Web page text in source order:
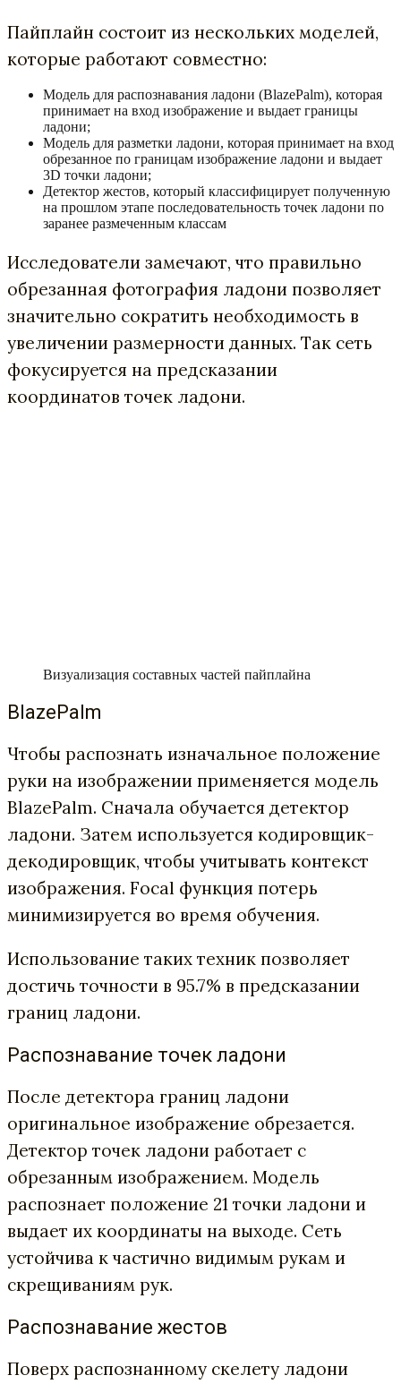
Пайплайн состоит из нескольких моделей,
которые работают совместно:
Модель для распознавания ладони (BlazePalm), которая
принимает на вход изображение и выдает границы
ладони;
Модель для разметки ладони, которая принимает на вход
обрезанное по границам изображение ладони и выдает
3D точки ладони;
Детектор жестов, который классифицирует полученную
на прошлом этапе последовательность точек ладони по
заранее размеченным классам
Исследователи замечают, что правильно
обрезанная фотография ладони позволяет
значительно сократить необходимость в
увеличении размерности данных. Так сеть
фокусируется на предсказании
координатов точек ладони.
Визуализация составных частей пайплайна
BlazePalm
Чтобы распознать изначальное положение
руки на изображении применяется модель
BlazePalm. Сначала обучается детектор
ладони. Затем используется кодировщик-
декодировщик, чтобы учитывать контекст
изображения. Focal функция потерь
минимизируется во время обучения.
Использование таких техник позволяет
достичь точности в 95.7% в предсказании
границ ладони.
Распознавание точек ладони
После детектора границ ладони
оригинальное изображение обрезается.
Детектор точек ладони работает с
обрезанным изображением. Модель
распознает положение 21 точки ладони и
выдает их координаты на выходе. Сеть
устойчива к частично видимым рукам и
скрещиваниям рук.
Распознавание жестов
Поверх распознанному скелету ладони